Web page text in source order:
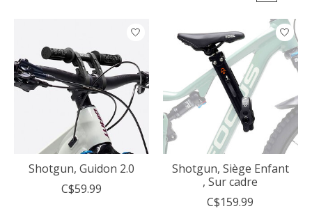
Shotgun, Guidon 2.0
C$59.99
Shotgun, Siège Enfant
, Sur cadre
C$159.99